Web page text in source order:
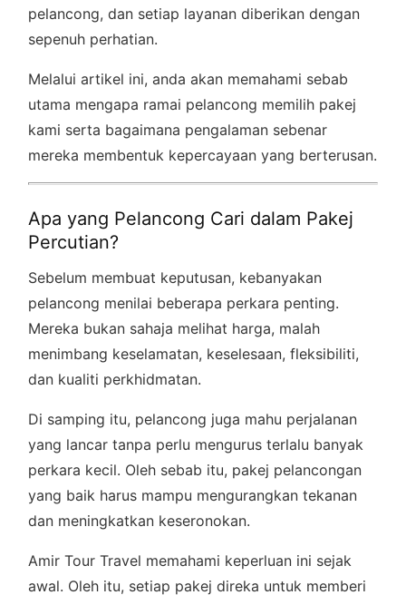
pelancong, dan setiap layanan diberikan dengan
sepenuh perhatian.
Melalui artikel ini, anda akan memahami sebab
utama mengapa ramai pelancong memilih pakej
kami serta bagaimana pengalaman sebenar
mereka membentuk kepercayaan yang berterusan.
Apa yang Pelancong Cari dalam Pakej
Percutian?
Sebelum membuat keputusan, kebanyakan
pelancong menilai beberapa perkara penting.
Mereka bukan sahaja melihat harga, malah
menimbang keselamatan, keselesaan, fleksibiliti,
dan kualiti perkhidmatan.
Di samping itu, pelancong juga mahu perjalanan
yang lancar tanpa perlu mengurus terlalu banyak
perkara kecil. Oleh sebab itu, pakej pelancongan
yang baik harus mampu mengurangkan tekanan
dan meningkatkan keseronokan.
Amir Tour Travel memahami keperluan ini sejak
awal. Oleh itu, setiap pakej direka untuk memberi